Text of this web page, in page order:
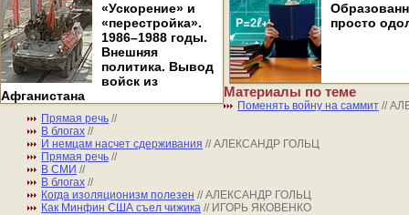
«Ускорение» и
«перестройка».
1986–1988 годы.
Внешняя
политика. Вывод
войск из
Афганистана
просто
Материалы по теме
Поменять войну на саммит //
Прямая речь //
В блогах //
И немцам насчет сдерживания // АЛЕКСАНДР ГОЛЬЦ
Прямая речь //
В СМИ //
В блогах //
Когда изоляционизм полезен // АЛЕКСАНДР ГОЛЬЦ
Как Минфин США съел чижика // ИГОРЬ ЯКОВЕНКО